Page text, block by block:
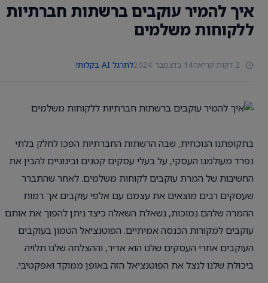
איך להמיר עוקבים ברשתות חברתיות
ללקוחות משלמים
14 בדצמבר 2024 לתרגל AI בקלות!
בתקופתנו הנוכחית, שבה הרשתות החברתיות הפכו לחלק בלתי
נפרד מעולמנו העסקי, על בעלי עסקים קטנים ובינוניים להבין את
החשיבות של המרת עוקבים לקוחות משלמים. לאחר שהתברר
שעסקים רבים מוצאים את עצמם עם אלפי עוקבים אך רמות
ההמרה שלהם נמוכות, נשאלת השאלה כיצד ניתן להפוך את אותם
עוקבים למקורות הכנסה אמיתיים. הפוטנציאל הטמון בעוקבים
העוקבים אחרי העסקים שלנו הוא אדיר, וההצלחה שלנו תלויה
ביכולת שלנו לנצל את הפוטנציאל הזה באופן ממוקד ואפקטיבי.